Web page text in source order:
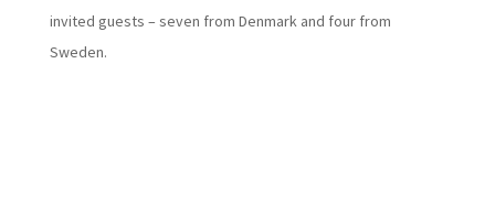
invited guests – seven from Denmark and four from
Sweden.